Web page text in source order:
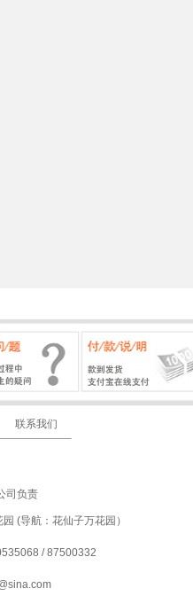
联系我们
司负责
(导航：花仙子万花园）
/ 87500332